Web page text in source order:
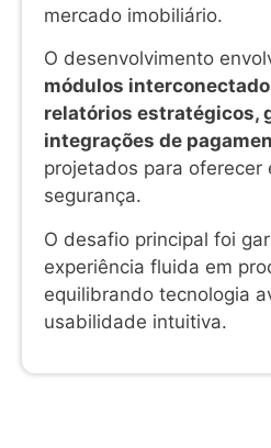
mercado imobiliário.
O desenvolvimento
módulos
relatórios estratégicos,
integrações de
projetados para oferecer
segurança.
O desafio principal foi
experiência fluida em
equilibrando tecnologia
usabilidade intuitiva.